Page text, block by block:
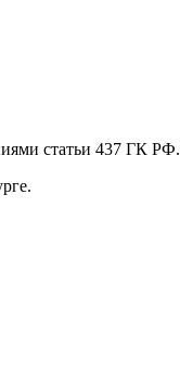
статьи 437 ГК РФ.